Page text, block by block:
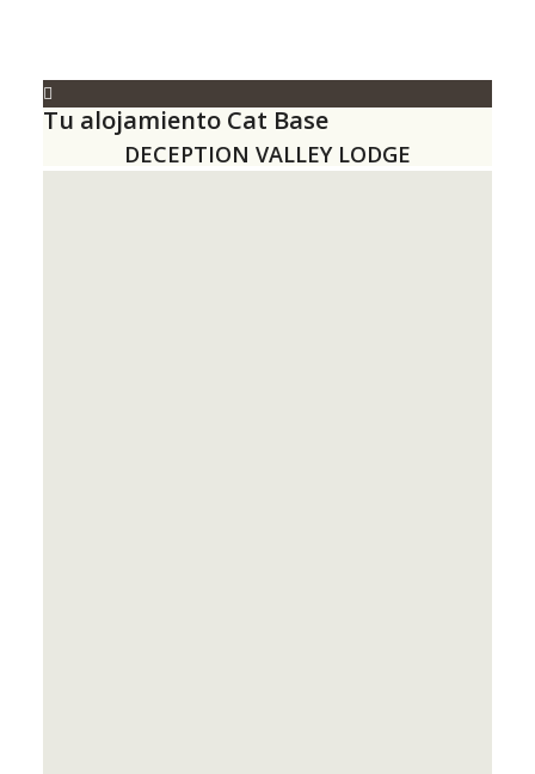
Tu alojamiento Cat Base
DECEPTION VALLEY LODGE